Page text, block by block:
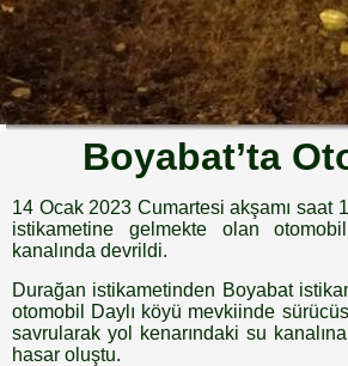
Boyabat’ta
14 Ocak 2023 Cumartesi akşamı saat
istikametine gelmekte olan
kanalında devrildi.
Durağan istikametinden Boyabat
otomobil Daylı köyü mevkiinde
savrularak yol kenarındaki su
hasar oluştu.